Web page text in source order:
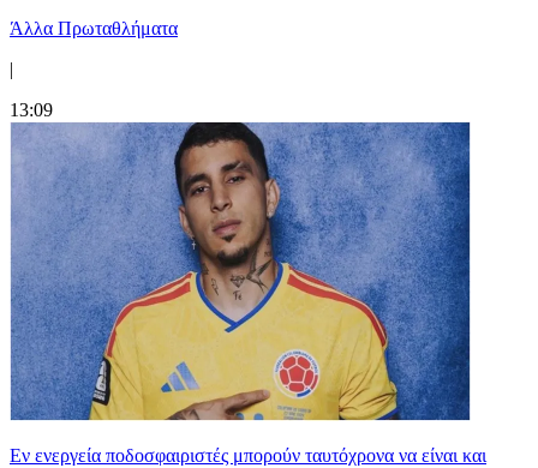
Άλλα Πρωταθλήματα
|
13:09
Εν ενεργεία ποδοσφαιριστές μπορούν ταυτόχρονα να είναι και